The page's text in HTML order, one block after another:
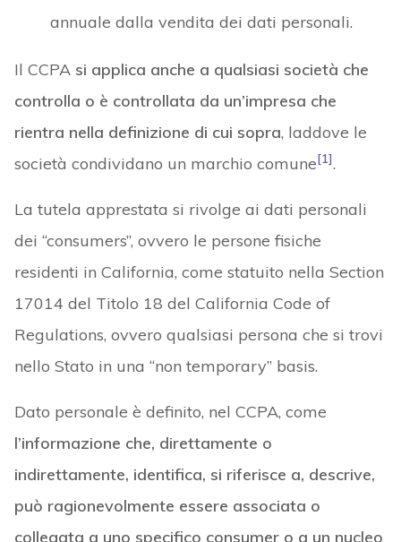
annuale dalla vendita dei dati personali.
Il CCPA si applica anche a qualsiasi società che
controlla o è controllata da un’impresa che
rientra nella definizione di cui sopra, laddove le
società condividano un marchio comune[1].
La tutela apprestata si rivolge ai dati personali
dei “consumers”, ovvero le persone fisiche
residenti in California, come statuito nella Section
17014 del Titolo 18 del California Code of
Regulations, ovvero qualsiasi persona che si trovi
nello Stato in una “non temporary” basis.
Dato personale è definito, nel CCPA, come
l’informazione che, direttamente o
indirettamente, identifica, si riferisce a, descrive,
può ragionevolmente essere associata o
collegata a uno specifico consumer o a un nucleo